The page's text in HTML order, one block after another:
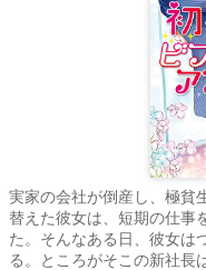
実家の会社が倒産し、極貧
替えた彼女は、短期の仕事
た。そんなある日、彼女は
る。ところがそこの新社